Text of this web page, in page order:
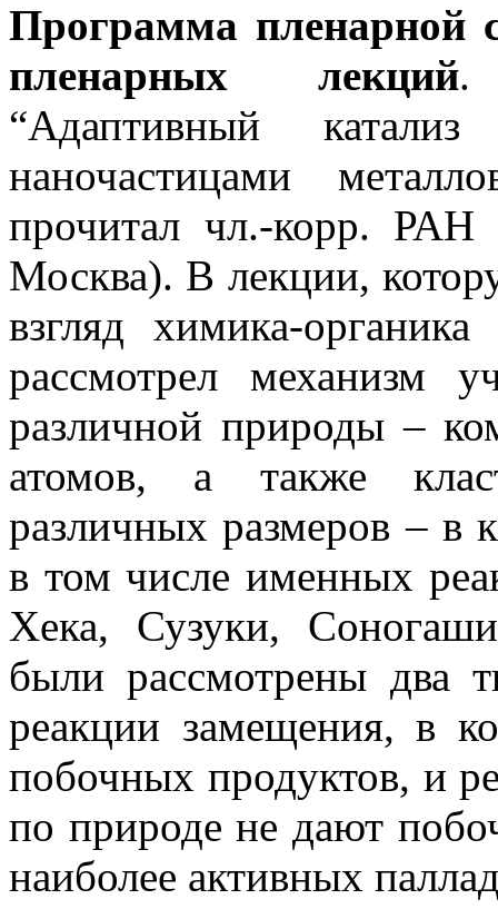
Программа пленарной
пленарных лекций.
“Адаптивный
наночастицами
прочитал чл.-корр. РАН
Москва). В лекции,
взгляд химика-
рассмотрел механизм
различной природы –
атомов, а также
различных размеров – в
в том числе именных
Хека, Сузуки,
были рассмотрены два
реакции замещения, в
побочных продуктов, и
по природе не дают
наиболее активных